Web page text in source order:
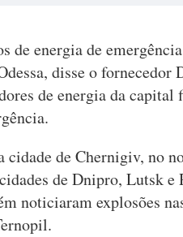
de energia de
disse o
de energia da capital
cidade de Chernigiv, no
de Dnipro, Lutsk e
noticiaram explosões